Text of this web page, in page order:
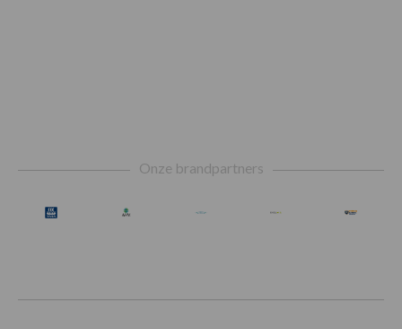
Onze brandpartners